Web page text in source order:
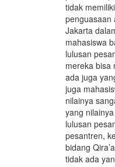
tidak
penguasaan
Jakarta
mahasiswa
lulusan
mereka bisa
ada juga
juga
nilainya
yang
lulusan
pesantren,
bidang
tidak ada